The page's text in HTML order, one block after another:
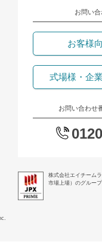
お問い
お客様
式場様・企
お問い合わせ
株式会社エイチーム
市場上場）のグルー